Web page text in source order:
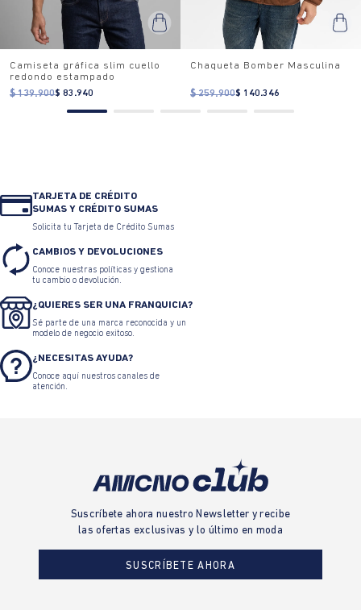
Camiseta gráfica slim cuello
redondo estampado
$ 139.900$ 83.940
Chaqueta Bomber Masculina
$ 259.900$ 140.346
TARJETA DE CRÉDITO
SUMAS Y CRÉDITO SUMAS
Solicita tu Tarjeta de Crédito Sumas
CAMBIOS Y DEVOLUCIONES
Conoce nuestras políticas y gestiona
tu cambio o devolución.
¿QUIERES SER UNA FRANQUICIA?
Sé parte de una marca reconocida y un
modelo de negocio exitoso.
¿NECESITAS AYUDA?
Conoce aquí nuestros canales de
atención.
Suscríbete ahora nuestro Newsletter y recibe
las ofertas exclusivas y lo último en moda
SUSCRÍBETE AHORA